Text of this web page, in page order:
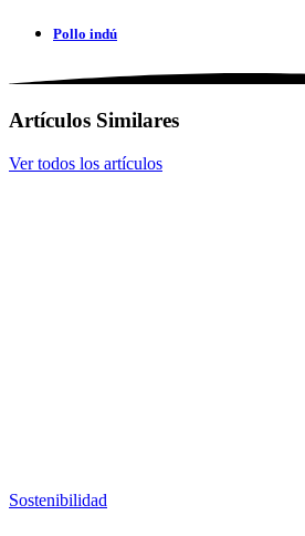
Pollo indú
Artículos Similares
Ver todos los artículos
Sostenibilidad